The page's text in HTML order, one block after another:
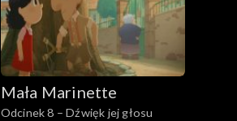
Mała Marinette
Odcinek 8 – Dźwięk jej głosu